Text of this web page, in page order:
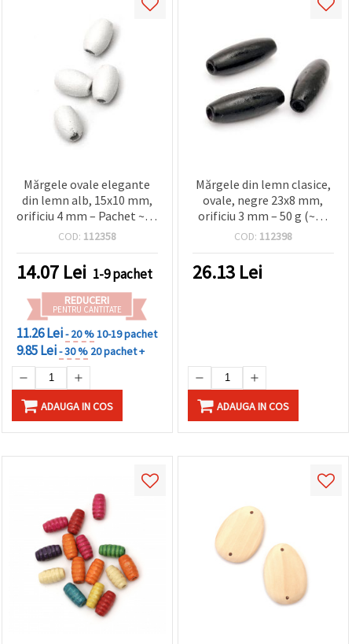
Mărgele ovale elegante
din lemn alb, 15x10 mm,
orificiu 4 mm – Pachet ~35
buc. (20 g) pentru bijuterii
COD: 112358
14.07 Lei 1-9 pachet
REDUCERI
PENTRU CANTITATE
11.26 Lei- 20 %10-19 pachet
9.85 Lei- 30 % 20 pachet +
ADAUGA IN COS
Mărgele din lemn clasice,
ovale, negre 23x8 mm,
orificiu 3 mm – 50 g (~90
buc.) pentru creații
COD: 112398
26.13 Lei
ADAUGA IN COS